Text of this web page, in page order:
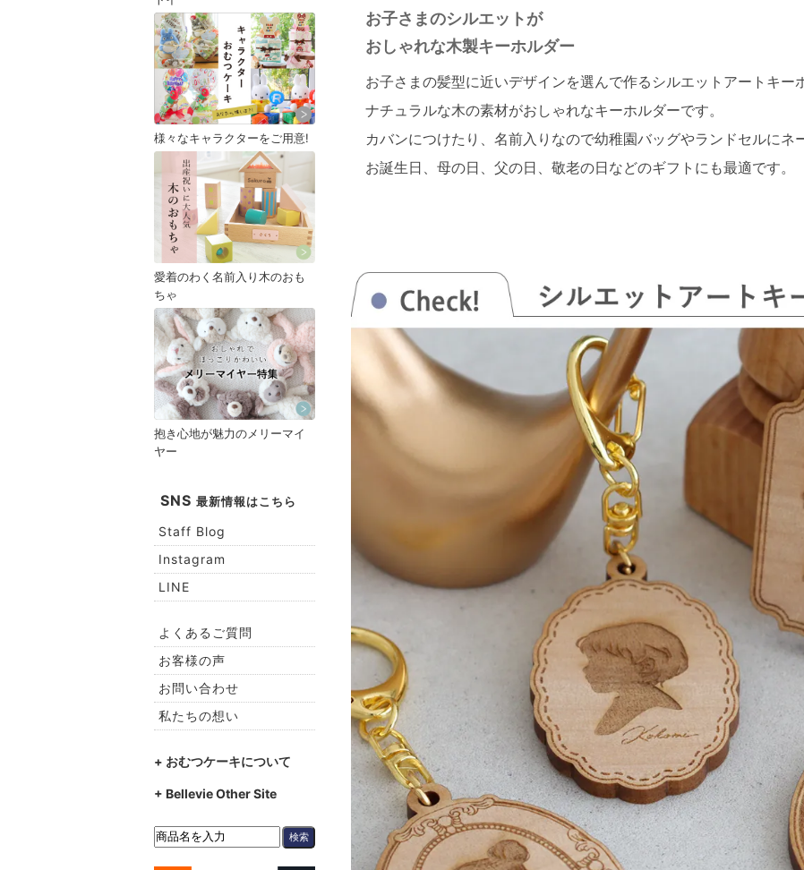
お子さまのシルエットが
おしゃれな木製キーホルダー
お子さまの髪型に近いデザインを選んで作るシルエットアートキー
ナチュラルな木の素材がおしゃれなキーホルダーです。
カバンにつけたり、名前入りなので幼稚園バッグやランドセルにネ
お誕生日、母の日、父の日、敬老の日などのギフトにも最適です。
様々なキャラクターをご用意!
愛着のわく名前入り木のおも
ちゃ
抱き心地が魅力のメリーマイ
ヤー
SNS 最新情報はこちら
Staff Blog
Instagram
LINE
よくあるご質問
お客様の声
お問い合わせ
私たちの想い
+ おむつケーキについて
+ Bellevie Other Site